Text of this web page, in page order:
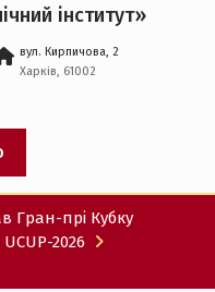
iнститут»
вул. Кирпичова, 2
Харків, 61002
Гран-прі Кубку
2026